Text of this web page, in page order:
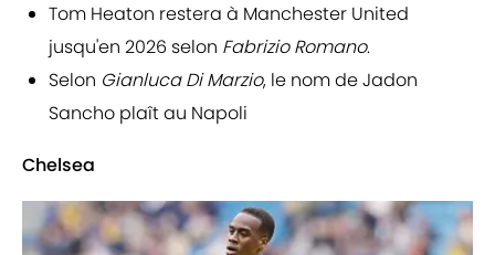
Tom Heaton restera à Manchester United
jusqu'en 2026 selon Fabrizio Romano.
Selon Gianluca Di Marzio, le nom de Jadon
Sancho plaît au Napoli
Chelsea